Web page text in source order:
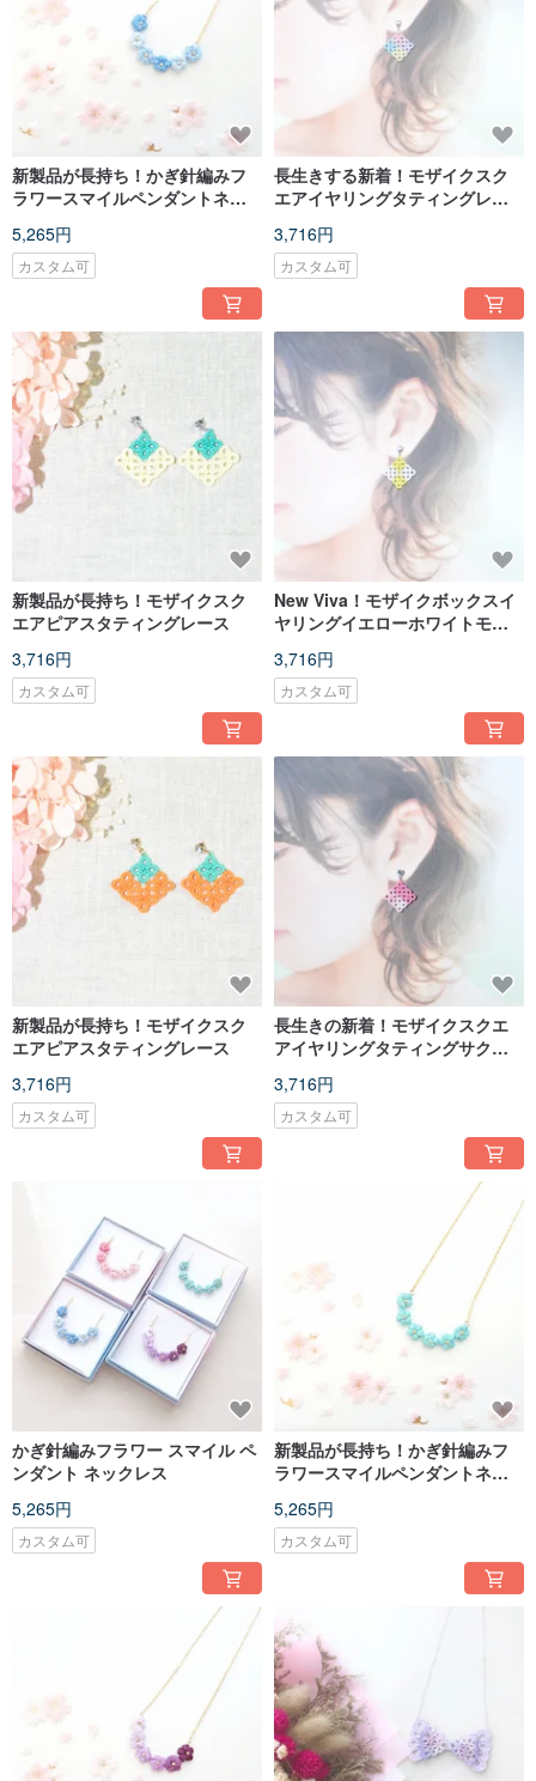
新製品が長持ち！かぎ針編みフ
ラワースマイルペンダントネッ
5,265円
カスタム可
長生きする新着！モザイクスク
エアイヤリングタティングレイ
ングタティング
3,716円
カスタム可
新製品が長持ち！モザイクスク
エアピアスタティングレース
3,716円
カスタム可
New Viva！モザイクボックスイ
ヤリングイエローホワイトモザ
ングレース
3,716円
カスタム可
新製品が長持ち！モザイクスク
エアピアスタティングレース
3,716円
カスタム可
長生きの新着！モザイクスクエ
アイヤリングタティングサクラ
ティング
3,716円
カスタム可
かぎ針編みフラワー スマイル ペ
ンダント ネックレス
5,265円
カスタム可
新製品が長持ち！かぎ針編みフ
ラワースマイルペンダントネッ
5,265円
カスタム可